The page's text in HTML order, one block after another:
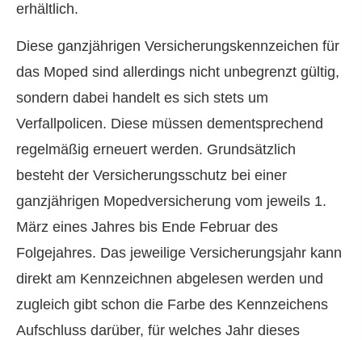
erhältlich.
Diese ganzjährigen Versicherungskennzeichen für
das Moped sind allerdings nicht unbegrenzt gültig,
sondern dabei handelt es sich stets um
Verfallpolicen. Diese müssen dementsprechend
regelmäßig erneuert werden. Grundsätzlich
besteht der Versicherungsschutz bei einer
ganzjährigen Mopedversicherung vom jeweils 1.
März eines Jahres bis Ende Februar des
Folgejahres. Das jeweilige Versicherungsjahr kann
direkt am Kennzeichnen abgelesen werden und
zugleich gibt schon die Farbe des Kenn­zeichens
Aufschluss darüber, für welches Jahr dieses